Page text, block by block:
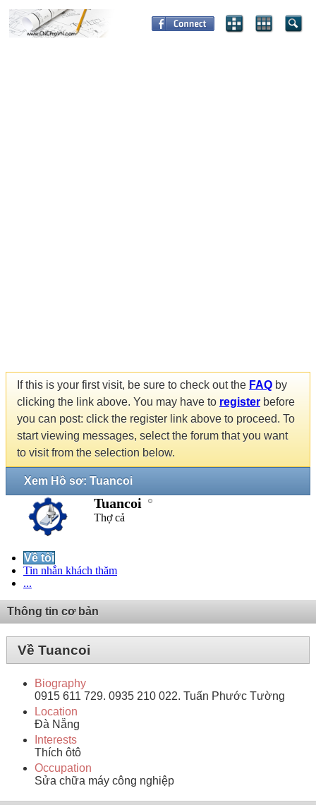
If this is your first visit, be sure to check out the FAQ by
clicking the link above. You may have to register before
you can post: click the register link above to proceed. To
start viewing messages, select the forum that you want
to visit from the selection below.
Xem Hồ sơ: Tuancoi
Tuancoi
Thợ cả
Về tôi
Tin nhắn khách thăm
...
Thông tin cơ bản
Về Tuancoi
Biography
0915 611 729. 0935 210 022. Tuấn Phước Tường
Location
Đà Nẵng
Interests
Thích ôtô
Occupation
Sửa chữa máy công nghiệp